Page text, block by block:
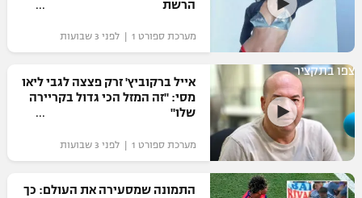
הרשת
מערכת ספורט 1 | לפני 3 שבועות
צפו בתקציר
אייל ברקוביץ' זרק פצצה לגבי ליאו
מסי: "זה המזל הכי גדול בקריירה
שלו"
מערכת ספורט 1 | לפני 3 שבועות
התמונה שמסעירה את העולם: כך